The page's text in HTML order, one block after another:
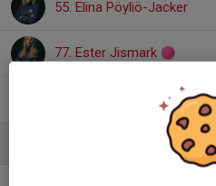
55. Elina Pöyliö-Jacker
77. Ester Jismark